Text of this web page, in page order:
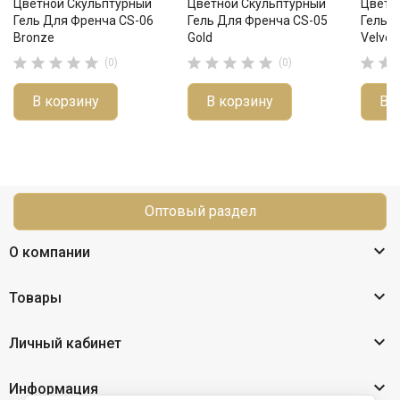
Цветной Скульптурный
Гель Для Френча CS-06
Bronze
     (0)
В корзину
Цветной Скульптурный
Гель Для Френча CS-05
Gold
     (0)
В корзину
Гель
Velvet
 
В
Оптовый раздел
О компании 
Товары 
Личный кабинет 
Информация 